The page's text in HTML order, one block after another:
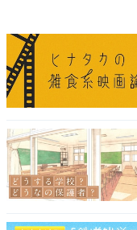
Jackery「
ルバッテリー